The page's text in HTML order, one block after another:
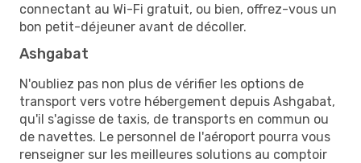
connectant au Wi-Fi gratuit, ou bien, offrez-vous un
bon petit-déjeuner avant de décoller.
Ashgabat
N'oubliez pas non plus de vérifier les options de
transport vers votre hébergement depuis Ashgabat,
qu'il s'agisse de taxis, de transports en commun ou
de navettes. Le personnel de l'aéroport pourra vous
renseigner sur les meilleures solutions au comptoir